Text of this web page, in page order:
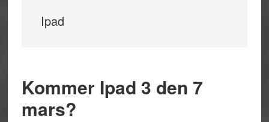
Ipad
Kommer Ipad 3 den 7
mars?